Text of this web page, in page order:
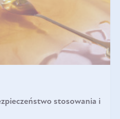
stosowania i